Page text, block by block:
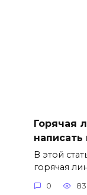
Горячая
В этой
горячая
0